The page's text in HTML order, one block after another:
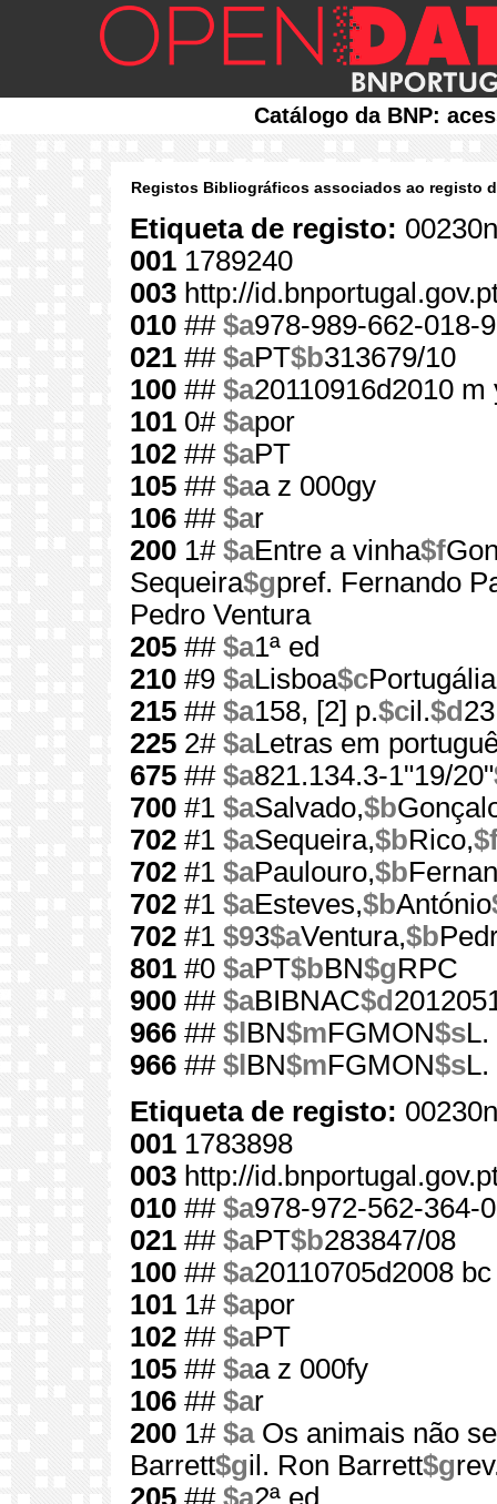
Catálogo da BNP:
Registos Bibliográficos associados ao registo
Etiqueta de registo:
001 1789240
003 http://
010 ## $a978-989-662-018-9
021 ## $aPT$b313679/10
100 ## $a20110916d2010
101 0# $apor
102 ## $aPT
105 ## $aa z 000gy
106 ## $ar
200 1# $aEntre a vinha$f
Sequeira$gpref. Fernando
Pedro Ventura
205 ## $a1ª ed
210 #9 $aLisboa$c
215 ## $a158, [2] p.$cil.$d
225 2# $aLetras em
675 ## $a821.134.3-1"19/20"
700 #1 $aSalvado,$b
702 #1 $aSequeira,$bRico,
702 #1 $aPaulouro,$b
702 #1 $aEsteves,$bAntónio
702 #1 $93$aVentura,$b
801 #0 $aPT$bBN$gRPC
900 ## $aBIBNAC$d
966 ## $l BN$mFGMON$sL.
966 ## $l BN$mFGMON$sL.
Etiqueta de registo:
001 1783898
003 http://
010 ## $a978-972-562-364-0
021 ## $aPT$b283847/08
100 ## $a20110705d2008
101 1# $apor
102 ## $aPT
105 ## $aa z 000fy
106 ## $ar
200 1# $aOs animais não
Barrett$gil. Ron Barrett$g
205 ## $a2ª ed